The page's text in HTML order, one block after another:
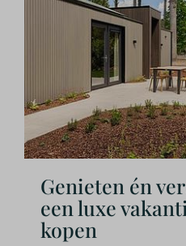
Genieten én
een luxe
kopen